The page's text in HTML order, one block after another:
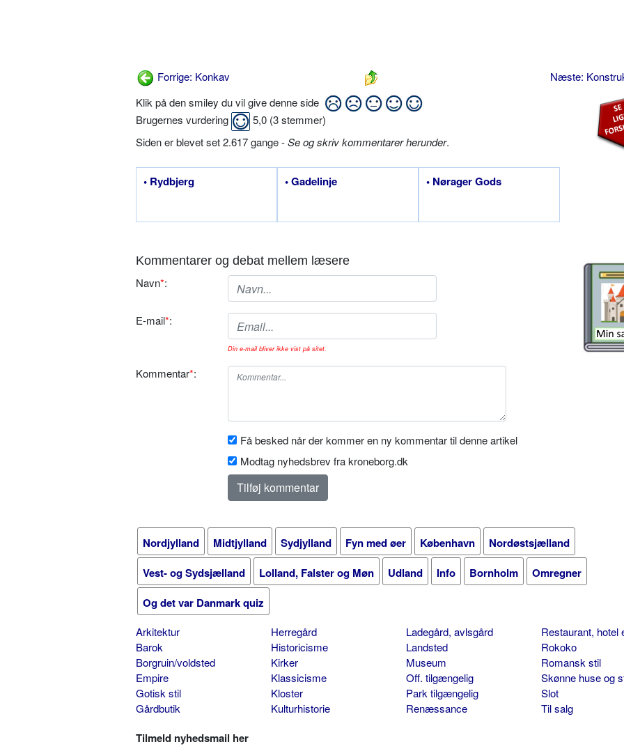
Forrige: Konkav
Næste:
Klik på den smiley du vil give denne side
Brugernes vurdering
5,0 (3stemmer)
Siden er blevet set 2.617 gange -Se og skriv kommentarer herunder.
• Rydbjerg • Gadelinje • Nørager Gods
Kommentarer og debat mellem læsere
Navn*:
E-mail*:
Din e-mail bliver ikke vist på sitet.
Kommentar*:
Få besked når der kommer en ny kommentar til denne artikel
Modtag nyhedsbrev fra kroneborg.dk
Nordjylland Midtjylland Sydjylland Fyn med øer København
Nordøstsjælland
Vest- og Sydsjælland
Lolland, Falster og Møn Udland Info Bornholm
Omregner
Og det var Danmark quiz
Arkitektur
Barok
Borgruin/voldsted
Empire
Gotisk stil
Gårdbutik
Herregård
Historicisme
Kirker
Klassicisme
Kloster
Kulturhistorie
Ladegård, avlsgård
Landsted
Museum
Off. tilgængelig
Park tilgængelig
Renæssance
Restaurant, hotel
Rokoko
Romansk stil
Skønne huse og
Slot
Til salg
Tilmeld nyhedsmail her